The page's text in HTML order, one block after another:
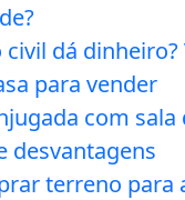
dá dinheiro?
para vender
com sala
desvantagens
terreno para